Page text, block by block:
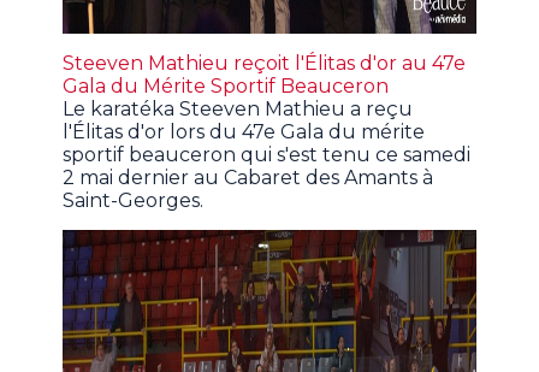
Steeven Mathieu reçoit l'Élitas d'or au 47e
Gala du Mérite Sportif Beauceron
Le karatéka Steeven Mathieu a reçu
l'Élitas d'or lors du 47e Gala du mérite
sportif beauceron qui s'est tenu ce samedi
2 mai dernier au Cabaret des Amants à
Saint-Georges.